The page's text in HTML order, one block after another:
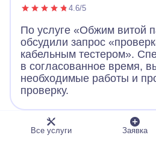
4.6/5
По услуге «Обжим витой
обсудили запрос
кабельным тестером».
в согласованное время,
необходимые работы и
проверку.
ландшафтное освещение
Все услуги Заявка